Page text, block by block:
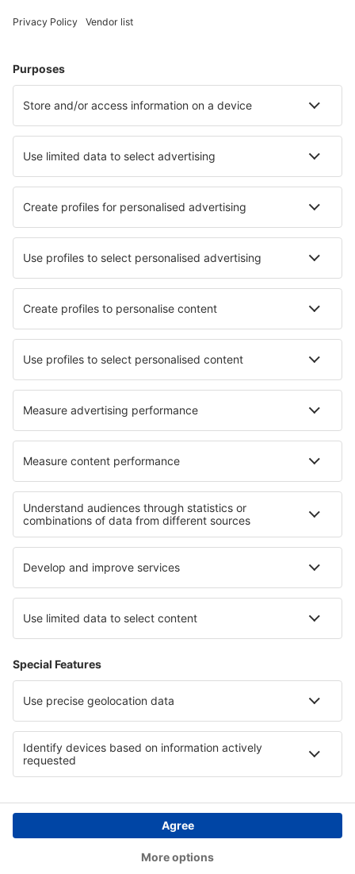
Hotely v Malajsii - Oblíbená města
Hotely v Kuala Lumpur Hotely v Kota Kinabalu
Hotely in Seri Kembangan Hotely in Subang Jaya
Hotely in Cherating Hotely in Bukit Fraser
Nejlepší hotely - města
Hotely in Casas de los Pinos Hotely in Silao
Hotely in Montemayor Hotely in Haworth
Hotely in Ixmiquilpan Hotely in Carlstadt
Hotely Oggevatn Hotely in Rémuzat
Nejlepší hotely - regiony
Hotely in Malaysian Borneo
Hotely in Penang
Hotely in Palo Alto Battlefield National Historic Park
Hotely na Turecké riviéře Hotely v Irsku
Hotely Jižních Čechach Hotely v Perniku
Copyright © eSky.cz. Všechna práva vyhrazena.